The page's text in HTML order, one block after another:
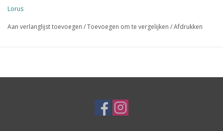
Lorus
Aan verlanglijst toevoegen /Toevoegen om te vergelijken /Afdrukken